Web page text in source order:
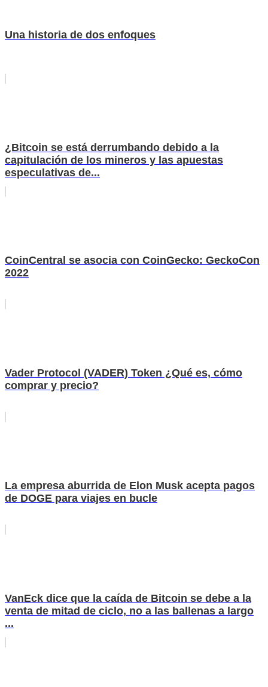
Una historia de dos enfoques
¿Bitcoin se está derrumbando debido a la
capitulación de los mineros y las apuestas
especulativas de...
CoinCentral se asocia con CoinGecko: GeckoCon
2022
Vader Protocol (VADER) Token ¿Qué es, cómo
comprar y precio?
La empresa aburrida de Elon Musk acepta pagos
de DOGE para viajes en bucle
VanEck dice que la caída de Bitcoin se debe a la
venta de mitad de ciclo, no a las ballenas a largo
...